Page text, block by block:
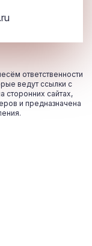
ответственности
ведут ссылки с
сторонних сайтах,
и предназначена